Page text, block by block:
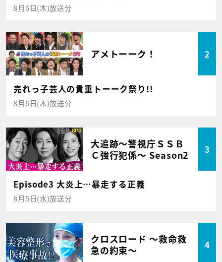
8月6日(木)放送分
アメトーーク！ 2
売れっ子芸人の貴重トーーク祭り!!
8月6日(木)放送分
大追跡～警視庁ＳＳＢ
Ｃ強行犯係～ Season2
3
Episode3 大炎上…暴走する正義
8月5日(水)放送分
クロスロード ～救命救
急の約束～
4